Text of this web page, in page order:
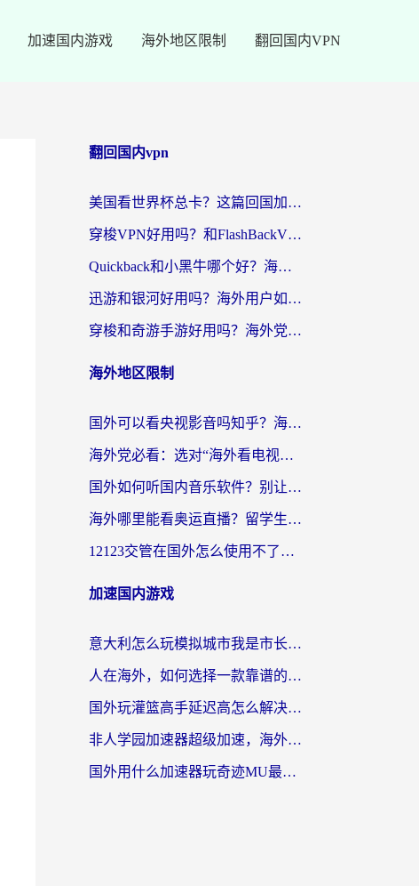
加速国内游戏 海外地区限制 翻回国内VPN
翻回国内vpn
美国看世界杯总卡？这篇回国加速器指南帮你无缝刷国内资源（附苹果手机VPN设置步骤）
穿梭VPN好用吗？和FlashBackVPN对比哪个回国效果更好？
Quickback和小黑牛哪个好？海外党亲测指南，选对回国加速器秒回国内
迅游和银河好用吗？海外用户如何选择回国加速器实现无缝访问国内资源
穿梭和奇游手游好用吗？海外党亲测3款回国加速器，附蜜蜂加速器七天试用攻略
海外地区限制
国外可以看央视影音吗知乎？海外党亲测有效的回国加速方案
海外党必看：选对“海外看电视剧软件”，再也不用愁国内剧刷不了
国外如何听国内音乐软件？别让地域限制，断了你的中文歌单
海外哪里能看奥运直播？留学生&海外华人必看的体育赛事观赛终极指南
12123交管在国外怎么使用不了？海外华人必看的无缝访问国内资源指南
加速国内游戏
意大利怎么玩模拟城市我是市长？海外党国服游戏加速终极攻略（附三国3量子特攻解决办法）
人在海外，如何选择一款靠谱的玩剑灵2加速器？
国外玩灌篮高手延迟高怎么解决？海外玩家国服游戏加速终极指南
非人学园加速器超级加速，海外玩家重返国服的通行证
国外用什么加速器玩奇迹MU最好？2026海外玩家国服游戏加速全攻略